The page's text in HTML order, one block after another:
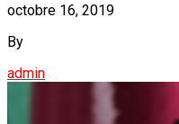
octobre 16, 2019
By
admin